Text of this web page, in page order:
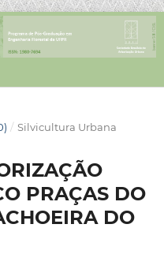
/ Silvicultura Urbana
PRAÇAS DO
DO